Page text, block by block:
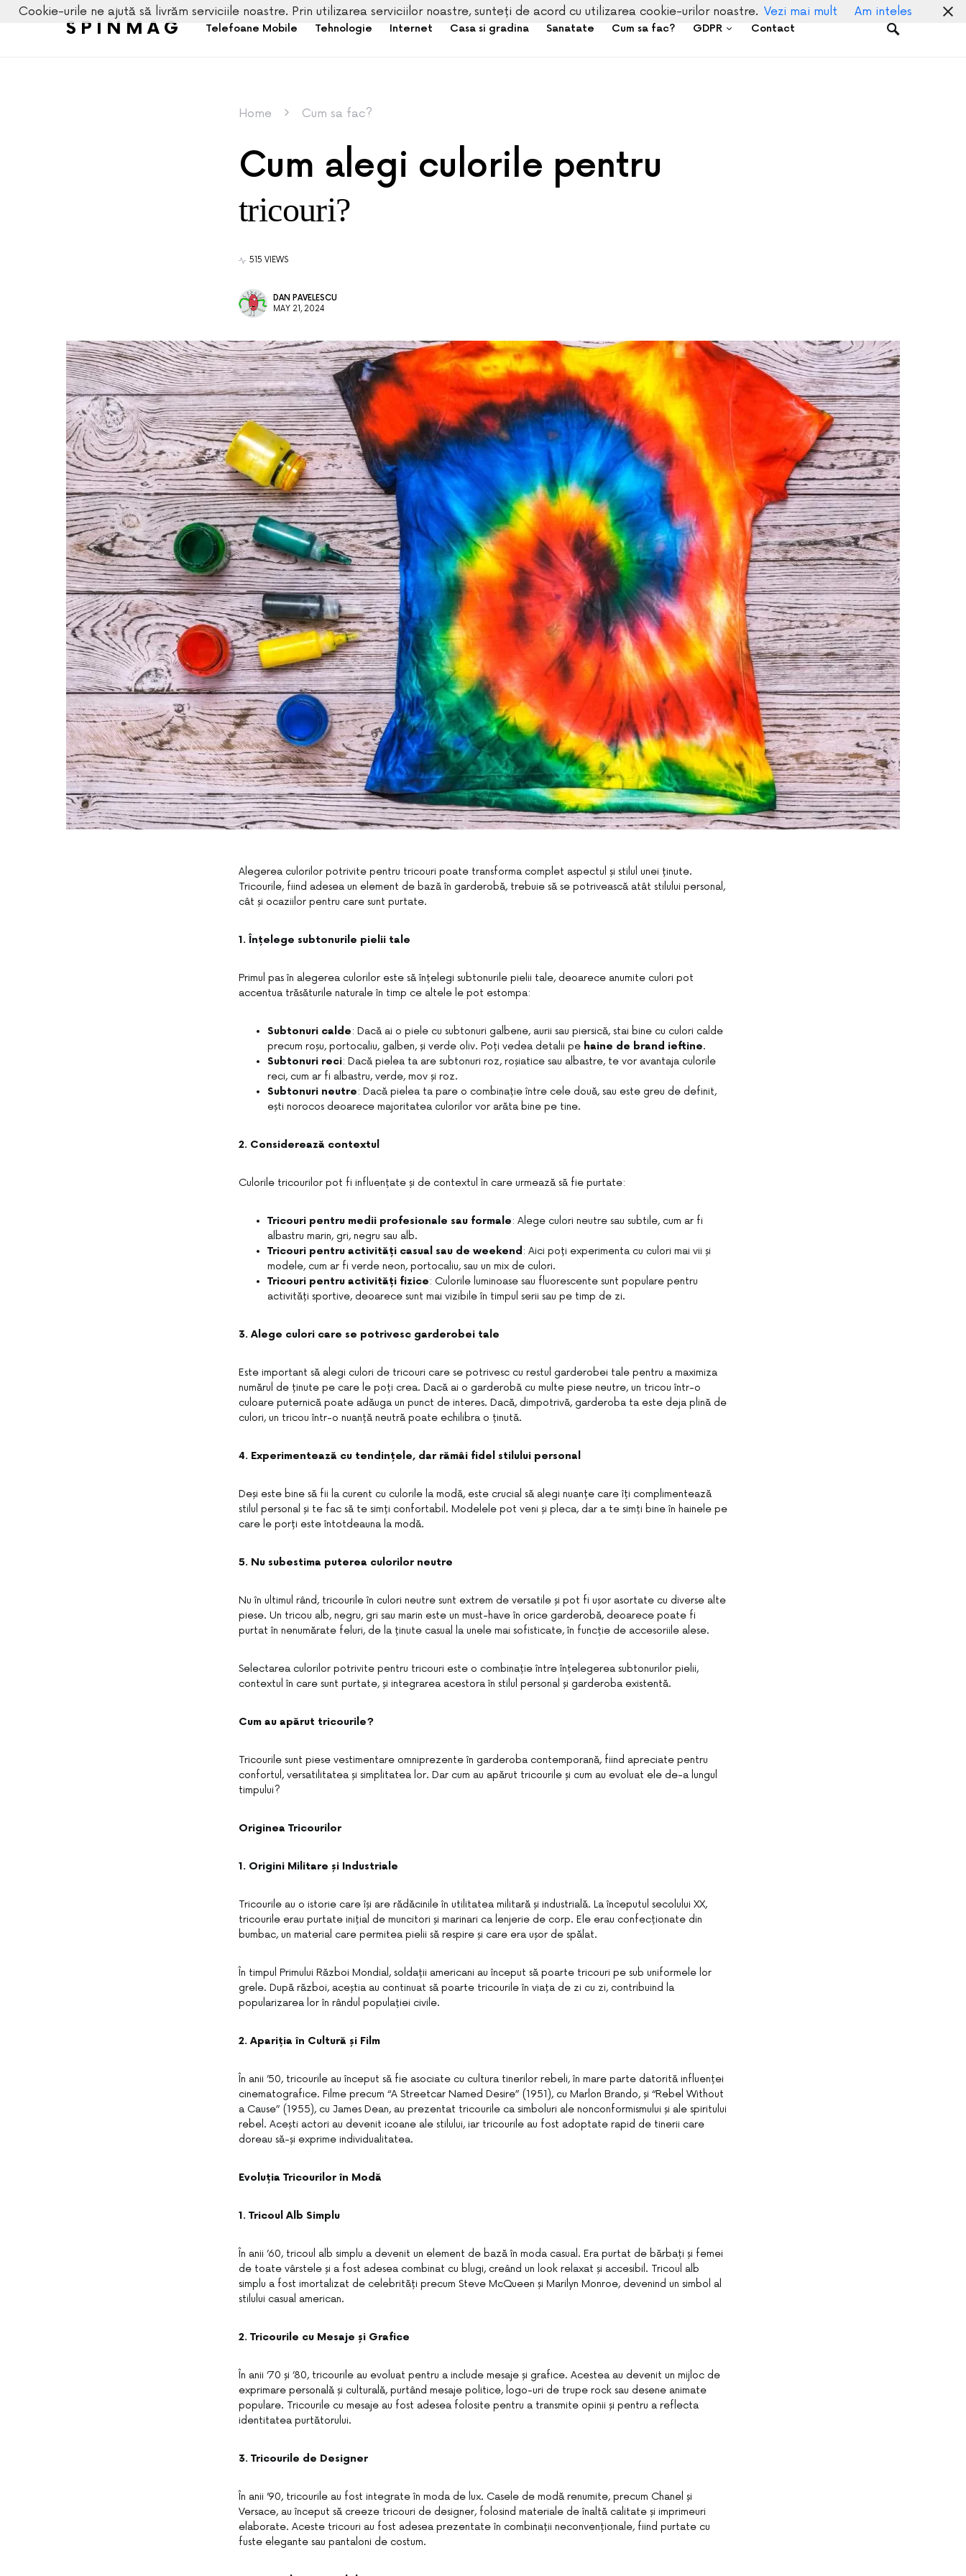
SPINMAG Telefoane Mobile Tehnologie Internet Casa si gradina Sanatate Cum sa fac? GDPR Contact
Home Cum sa fac?
Cum alegi culorile pentru
tricouri?
515 VIEWS
DAN PAVELESCU
MAY 21, 2024
Alegerea culorilor potrivite pentru tricouri poate transforma complet aspectul și stilul unei ținute.
Tricourile, fiind adesea un element de bază în garderobă, trebuie să se potrivească atât stilului personal,
cât și ocaziilor pentru care sunt purtate.
1. Înțelege subtonurile pielii tale
Primul pas în alegerea culorilor este să înțelegi subtonurile pielii tale, deoarece anumite culori pot
accentua trăsăturile naturale în timp ce altele le pot estompa:
Subtonuri calde: Dacă ai o piele cu subtonuri galbene, aurii sau piersică, stai bine cu culori calde
precum roșu, portocaliu, galben, și verde oliv. Poți vedea detalii pe haine de brand ieftine.
Subtonuri reci: Dacă pielea ta are subtonuri roz, roșiatice sau albastre, te vor avantaja culorile
reci, cum ar fi albastru, verde, mov și roz.
Subtonuri neutre: Dacă pielea ta pare o combinație între cele două, sau este greu de definit,
ești norocos deoarece majoritatea culorilor vor arăta bine pe tine.
2. Considerează contextul
Culorile tricourilor pot fi influențate și de contextul în care urmează să fie purtate:
Tricouri pentru medii profesionale sau formale: Alege culori neutre sau subtile, cum ar fi
albastru marin, gri, negru sau alb.
Tricouri pentru activități casual sau de weekend : Aici poți experimenta cu culori mai vii și
modele, cum ar fi verde neon, portocaliu, sau un mix de culori.
Tricouri pentru activități fizice: Culorile luminoase sau fluorescente sunt populare pentru
activități sportive, deoarece sunt mai vizibile în timpul serii sau pe timp de zi.
3. Alege culori care se potrivesc garderobei tale
Este important să alegi culori de tricouri care se potrivesc cu restul garderobei tale pentru a maximiza
numărul de ținute pe care le poți crea. Dacă ai o garderobă cu multe piese neutre, un tricou într-o
culoare puternică poate adăuga un punct de interes. Dacă, dimpotrivă, garderoba ta este deja plină de
culori, un tricou într-o nuanță neutră poate echilibra o ținută.
4. Experimentează cu tendințele, dar rămâi fidel stilului personal
Deși este bine să fii la curent cu culorile la modă, este crucial să alegi nuanțe care îți complimentează
stilul personal și te fac să te simți confortabil. Modelele pot veni și pleca, dar a te simți bine în hainele pe
care le porți este întotdeauna la modă.
5. Nu subestima puterea culorilor neutre
Nu în ultimul rând, tricourile în culori neutre sunt extrem de versatile și pot fi ușor asortate cu diverse alte
piese. Un tricou alb, negru, gri sau marin este un must-have în orice garderobă, deoarece poate fi
purtat în nenumărate feluri, de la ținute casual la unele mai sofisticate, în funcție de accesoriile alese.
Selectarea culorilor potrivite pentru tricouri este o combinație între înțelegerea subtonurilor pielii,
contextul în care sunt purtate, și integrarea acestora în stilul personal și garderoba existentă.
Cum au apărut tricourile?
Tricourile sunt piese vestimentare omniprezente în garderoba contemporană, fiind apreciate pentru
confortul, versatilitatea și simplitatea lor. Dar cum au apărut tricourile și cum au evoluat ele de-a lungul
timpului?
Originea Tricourilor
1. Origini Militare și Industriale
Tricourile au o istorie care își are rădăcinile în utilitatea militară și industrială. La începutul secolului XX,
tricourile erau purtate inițial de muncitori și marinari ca lenjerie de corp. Ele erau confecționate din
bumbac, un material care permitea pielii să respire și care era ușor de spălat.
În timpul Primului Război Mondial, soldații americani au început să poarte tricouri pe sub uniformele lor
grele. După război, aceștia au continuat să poarte tricourile în viața de zi cu zi, contribuind la
popularizarea lor în rândul populației civile.
2. Apariția în Cultură și Film
În anii ’50, tricourile au început să fie asociate cu cultura tinerilor rebeli, în mare parte datorită influenței
cinematografice. Filme precum “A Streetcar Named Desire” (1951), cu Marlon Brando, și “Rebel Without
a Cause” (1955), cu James Dean, au prezentat tricourile ca simboluri ale nonconformismului și ale spiritului
rebel. Acești actori au devenit icoane ale stilului, iar tricourile au fost adoptate rapid de tinerii care
doreau să-și exprime individualitatea.
Evoluția Tricourilor în Modă
1. Tricoul Alb Simplu
În anii ’60, tricoul alb simplu a devenit un element de bază în moda casual. Era purtat de bărbați și femei
de toate vârstele și a fost adesea combinat cu blugi, creând un look relaxat și accesibil. Tricoul alb
simplu a fost imortalizat de celebrități precum Steve McQueen și Marilyn Monroe, devenind un simbol al
stilului casual american.
2. Tricourile cu Mesaje și Grafice
În anii ’70 și ’80, tricourile au evoluat pentru a include mesaje și grafice. Acestea au devenit un mijloc de
exprimare personală și culturală, purtând mesaje politice, logo-uri de trupe rock sau desene animate
populare. Tricourile cu mesaje au fost adesea folosite pentru a transmite opinii și pentru a reflecta
identitatea purtătorului.
3. Tricourile de Designer
În anii ’90, tricourile au fost integrate în moda de lux. Casele de modă renumite, precum Chanel și
Versace, au început să creeze tricouri de designer, folosind materiale de înaltă calitate și imprimeuri
elaborate. Aceste tricouri au fost adesea prezentate în combinații neconvenționale, fiind purtate cu
fuste elegante sau pantaloni de costum.
Cookie-urile ne ajută să livrăm serviciile noastre. Prin utilizarea serviciilor noastre, sunteți de acord cu utilizarea cookie-urilor noastre. Vezi mai mult Am inteles